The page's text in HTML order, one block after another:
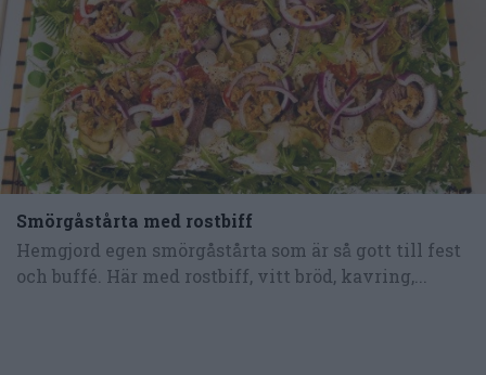
Smörgåstårta med rostbiff
Hemgjord egen smörgåstårta som är så gott till fest
och buffé. Här med rostbiff, vitt bröd, kavring,...